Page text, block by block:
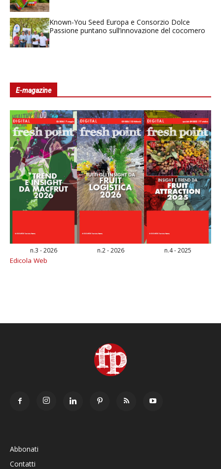
Known-You Seed Europa e Consorzio Dolce
Passione puntano sull’innovazione del cocomero
E-magazine
n.3 - 2026 n.2 - 2026 n.4 - 2025
Edicola Web
Abbonati
Contatti